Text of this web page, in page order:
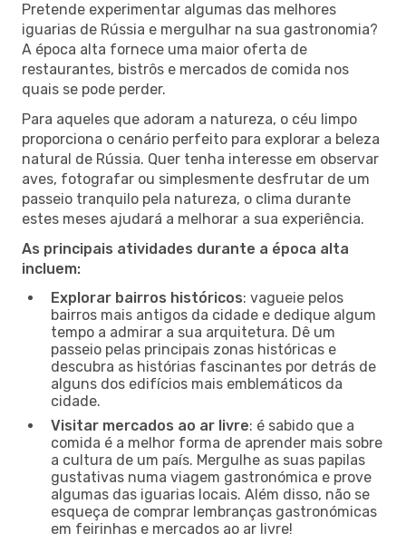
Pretende experimentar algumas das melhores
iguarias de Rússia e mergulhar na sua gastronomia?
A época alta fornece uma maior oferta de
restaurantes, bistrôs e mercados de comida nos
quais se pode perder.
Para aqueles que adoram a natureza, o céu limpo
proporciona o cenário perfeito para explorar a beleza
natural de Rússia. Quer tenha interesse em observar
aves, fotografar ou simplesmente desfrutar de um
passeio tranquilo pela natureza, o clima durante
estes meses ajudará a melhorar a sua experiência.
As principais atividades durante a época alta
incluem:
Explorar bairros históricos: vagueie pelos
bairros mais antigos da cidade e dedique algum
tempo a admirar a sua arquitetura. Dê um
passeio pelas principais zonas históricas e
descubra as histórias fascinantes por detrás de
alguns dos edifícios mais emblemáticos da
cidade.
Visitar mercados ao ar livre: é sabido que a
comida é a melhor forma de aprender mais sobre
a cultura de um país. Mergulhe as suas papilas
gustativas numa viagem gastronómica e prove
algumas das iguarias locais. Além disso, não se
esqueça de comprar lembranças gastronómicas
em feirinhas e mercados ao ar livre!